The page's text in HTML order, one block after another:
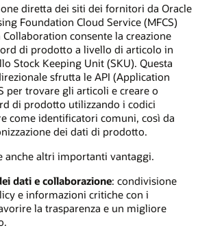
diretta dei siti dei fornitori da Oracle
Foundation Cloud Service (MFCS)
consente la creazione
di prodotto a livello di articolo in
Stock Keeping Unit (SKU). Questa
sfrutta le API (Application
per trovare gli articoli e creare o
di prodotto utilizzando i codici
come identificatori comuni, così da
dei dati di prodotto.
anche altri importanti vantaggi.
dati e collaborazione: condivisione
e informazioni critiche con i
la trasparenza e un migliore